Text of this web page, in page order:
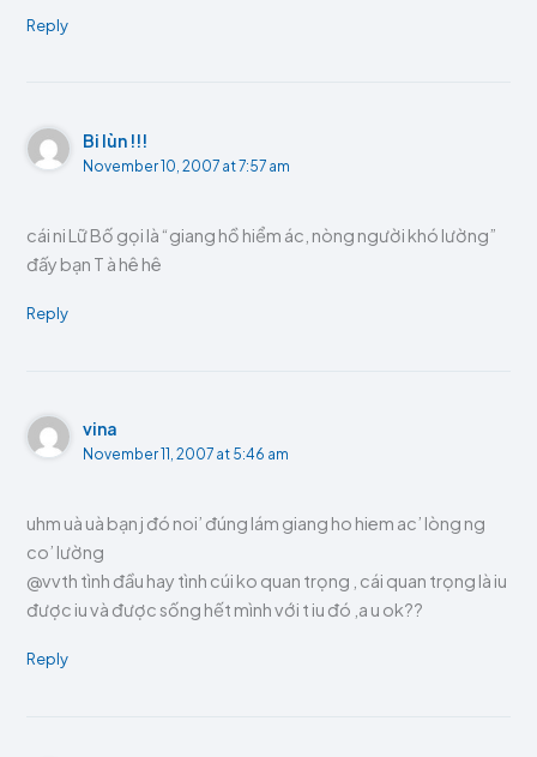
Reply
Bi lùn !!!
November 10, 2007 at 7:57 am
cái ni Lữ Bố gọi là “giang hồ hiểm ác, nòng người khó lường”
đấy bạn T à hê hê
Reply
vina
November 11, 2007 at 5:46 am
uhm uà uà bạn j đó noi’ đúng lám giang ho hiem ac’ lòng ng
co’ lường
@vvth tình đầu hay tình cúi ko quan trọng , cái quan trọng là iu
được iu và được sống hết mình với t iu đó ,a u ok??
Reply